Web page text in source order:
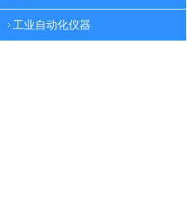
工业自动化仪器